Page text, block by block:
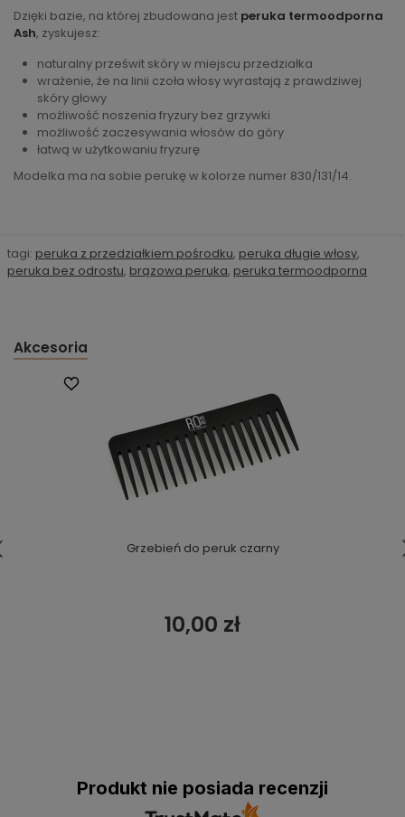
Dzięki bazie, na której zbudowana jest peruka termoodporna
Ash, zyskujesz:
naturalny prześwit skóry w miejscu przedziałka
wrażenie, że na linii czoła włosy wyrastają z prawdziwej
skóry głowy
możliwość noszenia fryzury bez grzywki
możliwość zaczesywania włosów do góry
łatwą w użytkowaniu fryzurę
Modelka ma na sobie perukę w kolorze numer 830/131/14.
tagi: peruka z przedziałkiem pośrodku, peruka długie włosy,
peruka bez odrostu, brązowa peruka, peruka termoodporna
Akcesoria
Grzebień do peruk czarny
10,00 zł
Produkt nie posiada recenzji